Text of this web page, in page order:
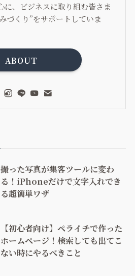
、ビジネスに取り組む皆さま
づくり”をサポートしていま
ABOUT
撮った写真が集客ツールに変わ
る！iPhoneだけで文字入れでき
る超簡単ワザ
【初心者向け】ペライチで作った
ホームページ！検索しても出てこ
ない時にやるべきこと